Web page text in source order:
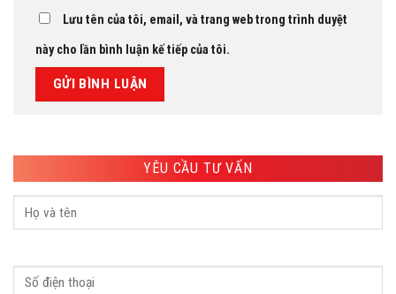
Lưu tên của tôi, email, và trang web trong trình duyệt
này cho lần bình luận kế tiếp của tôi.
YÊU CẦU TƯ VẤN